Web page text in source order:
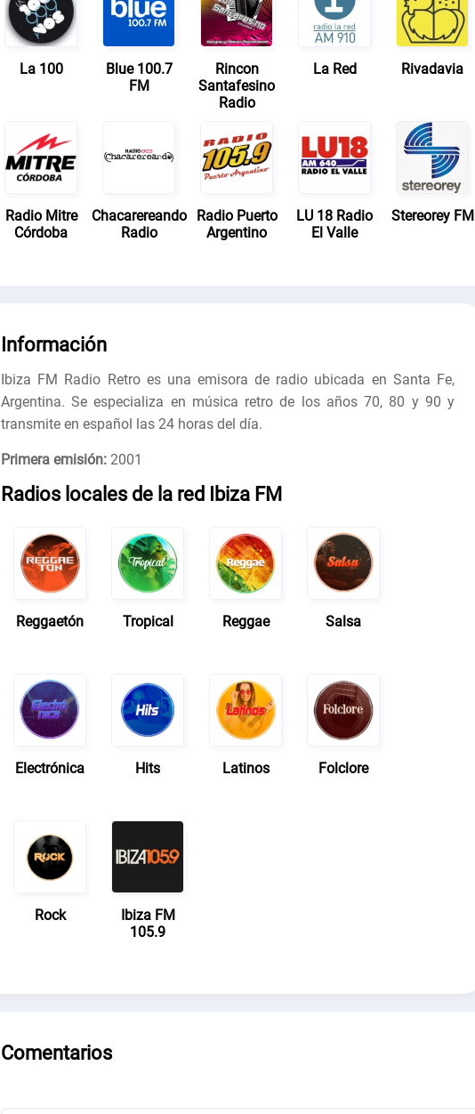
La 100
Blue 100.7
FM
Rincon
Santafesino
Radio
La Red Rivadavia
Radio Mitre
Córdoba
Chacarereando
Radio
Radio Puerto
Argentino
LU 18 Radio
El Valle
Stereorey FM
Información
Ibiza FM Radio Retro es una emisora ​​de radio ubicada en Santa Fe,
Argentina. Se especializa en música retro de los años 70, 80 y 90 y
transmite en español las 24 horas del día.
Primera emisión: 2001
Radios locales de la red Ibiza FM
Reggaetón Tropical Reggae Salsa
Electrónica Hits Latinos Folclore
Rock
Ibiza FM
105.9
Comentarios